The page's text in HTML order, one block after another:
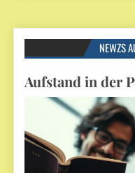
NEWZS
Aufstand in der